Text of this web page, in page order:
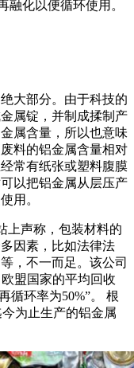
融化以便循环使用。
大部分。由于科技的
属锭，并制成揉制产
属含量，所以也意味
料的铝金属含量相对
常有纸张或塑料腹膜
以把铝金属从层压产
用。
上声称，包装材料的
因素，比如法律法
，不一而足。该公司
盟国家的平均回收
循环率为50%”。 根
为止生产的铝金属